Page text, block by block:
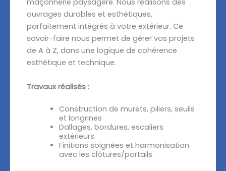
maçonnerie paysagère. Nous réalisons des
ouvrages durables et esthétiques,
parfaitement intégrés à votre extérieur. Ce
savoir-faire nous permet de gérer vos projets
de A à Z, dans une logique de cohérence
esthétique et technique.
Travaux réalisés :
Construction de murets, piliers, seuils
et longrines
Dallages, bordures, escaliers
extérieurs
Finitions soignées et harmonisation
avec les clôtures/portails